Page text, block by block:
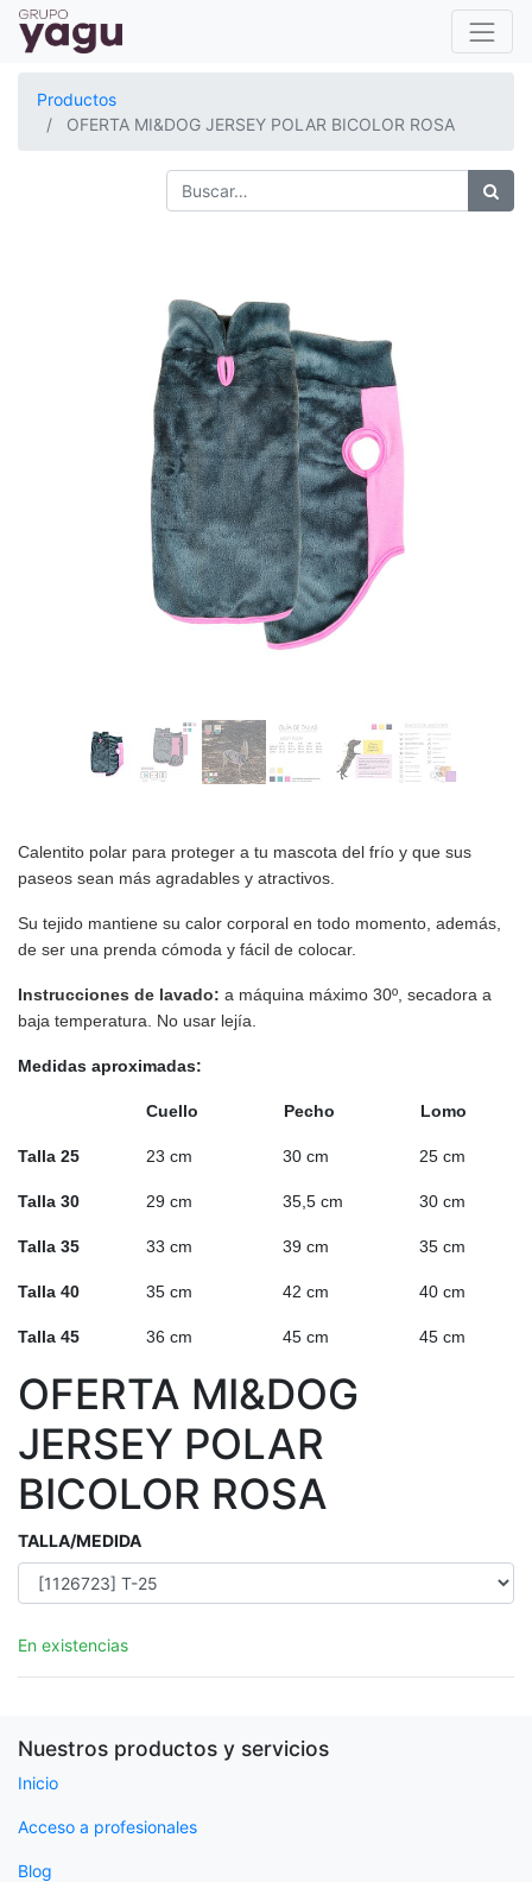
Productos
OFERTA MI&DOG JERSEY POLAR BICOLOR ROSA
Calentito polar para proteger a tu mascota del frío y que sus
paseos sean más agradables y atractivos.
Su tejido mantiene su calor corporal en todo momento, además,
de ser una prenda cómoda y fácil de colocar.
Instrucciones de lavado: a máquina máximo 30º, secadora a
baja temperatura. No usar lejía.
Medidas aproximadas:
Cuello Pecho Lomo
Talla 25 23 cm 30 cm 25 cm
Talla 30 29 cm 35,5 cm 30 cm
Talla 35 33 cm 39 cm 35 cm
Talla 40 35 cm 42 cm 40 cm
Talla 45 36 cm 45 cm 45 cm
OFERTA MI&DOG
JERSEY POLAR
BICOLOR ROSA
TALLA/MEDIDA
En existencias
Nuestros productos y servicios
Inicio
Acceso a profesionales
Blog